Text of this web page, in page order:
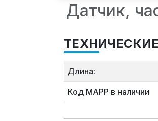
Датчик,
Длина:
Код MAPP в наличии